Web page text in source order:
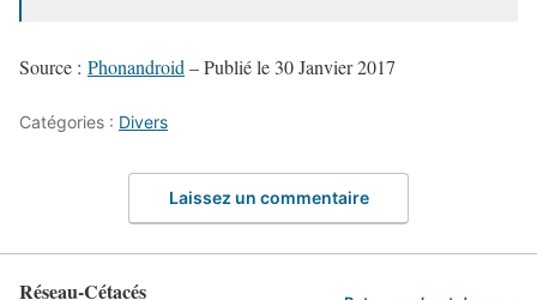
Source : Phonandroid – Publié le 30 Janvier 2017
Catégories : Divers
Laissez un commentaire
Réseau-Cétacés